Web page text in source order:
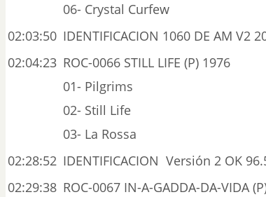
06- Crystal Curfew
02:03:50 IDENTIFICACION 1060 DE AM V2
02:04:23 ROC-0066 STILL LIFE (P) 1976
01- Pilgrims
02- Still Life
03- La Rossa
02:28:52 IDENTIFICACION Versión 2 OK
02:29:38 ROC-0067 IN-A-GADDA-DA-VIDA